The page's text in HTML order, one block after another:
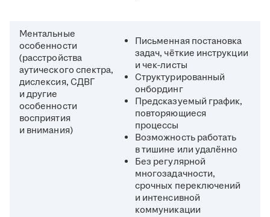
Ментальные
особенности
(расстройства
аутического спектра,
дислексия, СДВГ
и другие
особенности
восприятия
и внимания)
Письменная постановка
задач, чёткие инструкции
и чек‑листы
Структурированный
онбординг
Предсказуемый график,
повторяющиеся
процессы
Возможность работать
в тишине или удалённо
Без регулярной
многозадачности,
срочных переключений
и интенсивной
коммуникации